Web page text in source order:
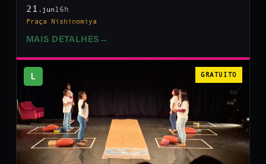
21 .jun 16h
Praça Nishinomiya
MAIS DETALHES →
L GRATUITO